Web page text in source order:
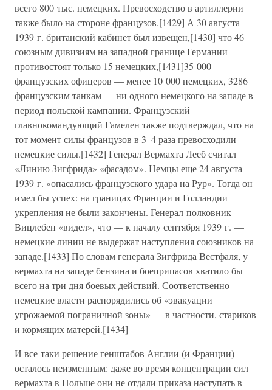
всего 800 тыс. немецких. Превосходство в артиллерии
также было на стороне французов.[1429] А 30 августа
1939 г. британский кабинет был извещен,[1430] что 46
союзным дивизиям на западной границе Германии
противостоят только 15 немецких,[1431]35 000
французских офицеров — менее 10 000 немецких, 3286
французским танкам — ни одного немецкого на западе в
период польской кампании. Французский
главнокомандующий Гамелен также подтверждал, что на
тот момент силы французов в 3–4 раза превосходили
немецкие силы.[1432] Генерал Вермахта Лееб считал
«Линию Зигфрида» «фасадом». Немцы еще 24 августа
1939 г. «опасались французского удара на Рур». Тогда он
имел бы успех: на границах Франции и Голландии
укрепления не были закончены. Генерал-полковник
Вицлебен «видел», что — к началу сентября 1939 г. —
немецкие линии не выдержат наступления союзников на
западе.[1433] По словам генерала Зигфрида Вестфаля, у
вермахта на западе бензина и боеприпасов хватило бы
всего на три дня боевых действий. Соответственно
немецкие власти распорядились об «эвакуации
угрожаемой пограничной зоны» — в частности, стариков
и кормящих матерей.[1434]
И все-таки решение генштабов Англии (и Франции)
осталось неизменным: даже во время концентрации сил
вермахта в Польше они не отдали приказа наступать в